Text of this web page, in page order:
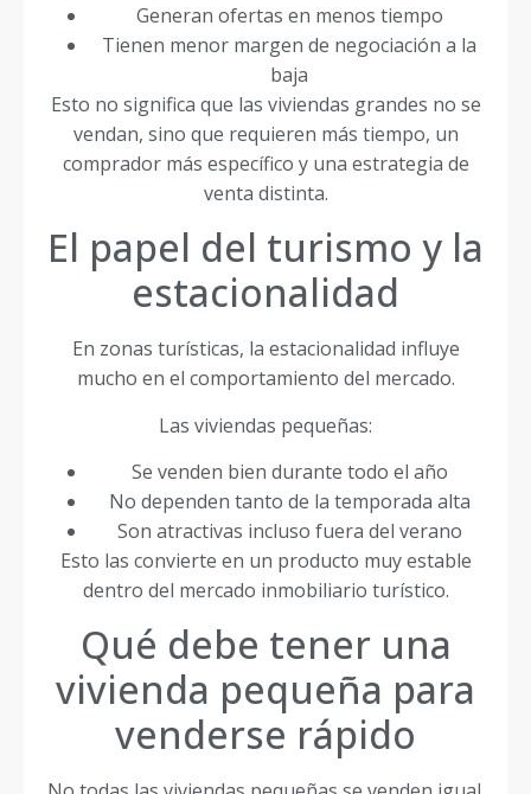
Generan ofertas en menos tiempo
Tienen menor margen de negociación a la
baja
Esto no significa que las viviendas grandes no se
vendan, sino que requieren más tiempo, un
comprador más específico y una estrategia de
venta distinta.
El papel del turismo y la
estacionalidad
En zonas turísticas, la estacionalidad influye
mucho en el comportamiento del mercado.
Las viviendas pequeñas:
Se venden bien durante todo el año
No dependen tanto de la temporada alta
Son atractivas incluso fuera del verano
Esto las convierte en un producto muy estable
dentro del mercado inmobiliario turístico.
Qué debe tener una
vivienda pequeña para
venderse rápido